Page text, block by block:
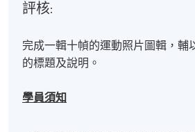
評核:
完成一輯十幀的運動照片圖輯，輔
的標題及說明。
學員須知